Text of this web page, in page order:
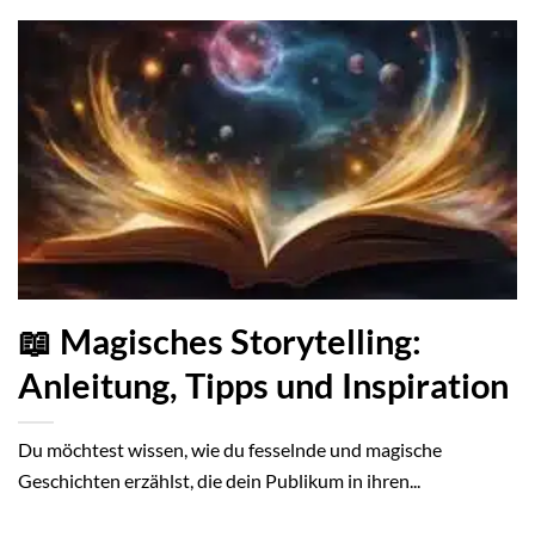
📖 Magisches Storytelling:
Anleitung, Tipps und Inspiration
Du möchtest wissen, wie du fesselnde und magische
Geschichten erzählst, die dein Publikum in ihren...